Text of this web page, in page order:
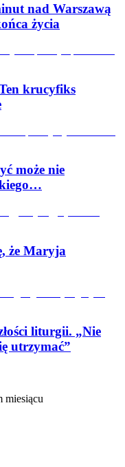
nad Warszawą
życia
krucyfiks
może nie
że Maryja
liturgii. „Nie
utrzymać”
miesiącu